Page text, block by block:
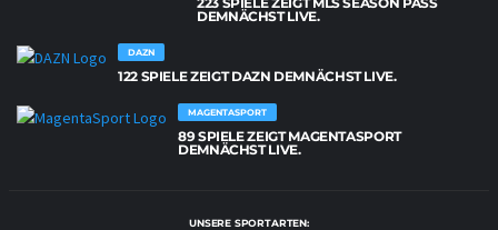
DEMNÄCHST LIVE.
DAZN
122 SPIELE ZEIGT DAZN DEMNÄCHST LIVE.
MAGENTASPORT
89 SPIELE ZEIGT MAGENTASPORT
DEMNÄCHST LIVE.
UNSERE SPORTARTEN: